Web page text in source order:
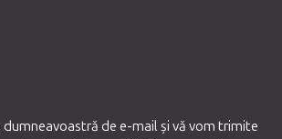
de e-mail şi vă vom trimite